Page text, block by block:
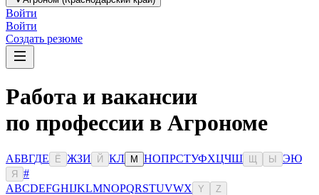
Войти
Войти
Создать резюме
Работа и вакансии
по профессии в Агрономе
АБВГДЕ Ё ЖЗИ Й КЛ М НОПРСТУФХЦЧШ Ы ЭЮ
Я
#
ABCDEFGHIJKLMNOPQRSTUVWX Y Z